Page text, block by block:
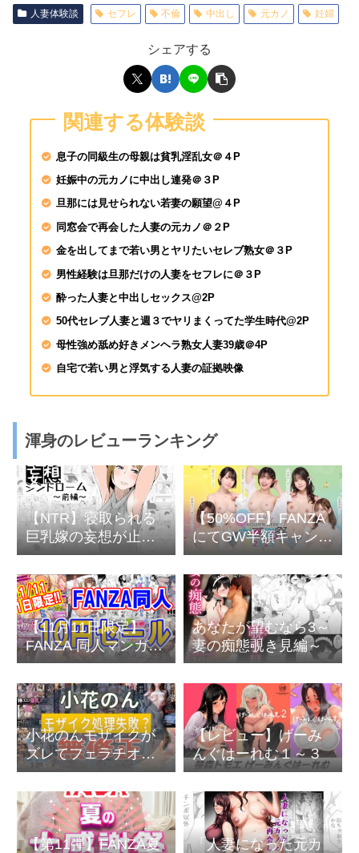
27歳 知佳瀬文香
人チ●ポは即勃起&我
SIRO-5403 さやか 21
専門学校生 餓えた女
ックス！啼き叫ぶ絶頂
人妻体験談 セフレ 不倫 中出し 元カノ 妊婦
シェアする
関連する体験談
息子の同級生の母親は貧乳淫乱女＠４P
妊娠中の元カノに中出し連発＠３P
旦那には見せられない若妻の願望@４P
同窓会で再会した人妻の元カノ＠２P
金を出してまで若い男とヤリたいセレブ熟女＠３P
男性経験は旦那だけの人妻をセフレに＠３P
酔った人妻と中出しセックス@2P
50代セレブ人妻と週３でヤリまくってた学生時代@2P
母性強め舐め好きメンヘラ熟女人妻39歳＠4P
自宅で若い男と浮気する人妻の証拠映像
渾身のレビューランキング
【NTR】寝取られる
巨乳嫁の妄想が止ま
らない変態な旦那の
苦悩
【50%OFF】FANZA
にてGW半額キャンペ
ーン開催中
【11月11日限定】
FANZA 同人マンガ10
円セール おしりに1
がある日は10円day
あなたが望むなら3～
妻の痴態覗き見編～
小花のんモザイクが
ズレてフェラチオの
口元丸見え【ほぼ無
修正】
【レビュー】げーみ
んぐはーれむ１～３
【第11弾】FANZA夏
「人妻になった元カ